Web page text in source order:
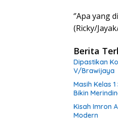
‘’Apa
(Ricky/
Berita
Dipastikan
V/Brawijaya
Masih Kelas
Bikin
Kisah Imron
Modern